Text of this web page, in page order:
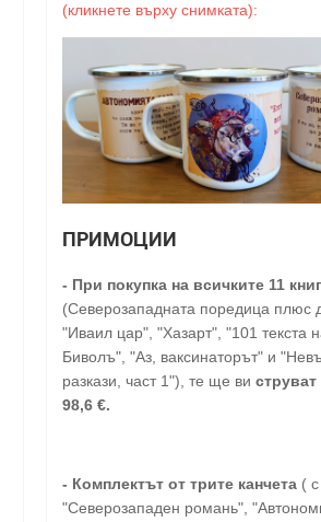
(кликнете върху снимката):
ПРИМОЦИИ
- При покупка на всичките 11
(Северозападната поредица плюс
"Иваил цар", "Хазарт", "101 текста
Биволъ", "Аз, ваксинаторът" и
разкази, част 1"), те ще ви
98,6 €.
- Комплектът от трите канчета (
"Северозападен романь",